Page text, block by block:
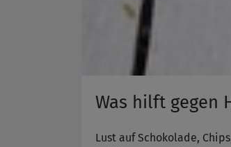
Was hilft gegen
Lust auf Schokolade,